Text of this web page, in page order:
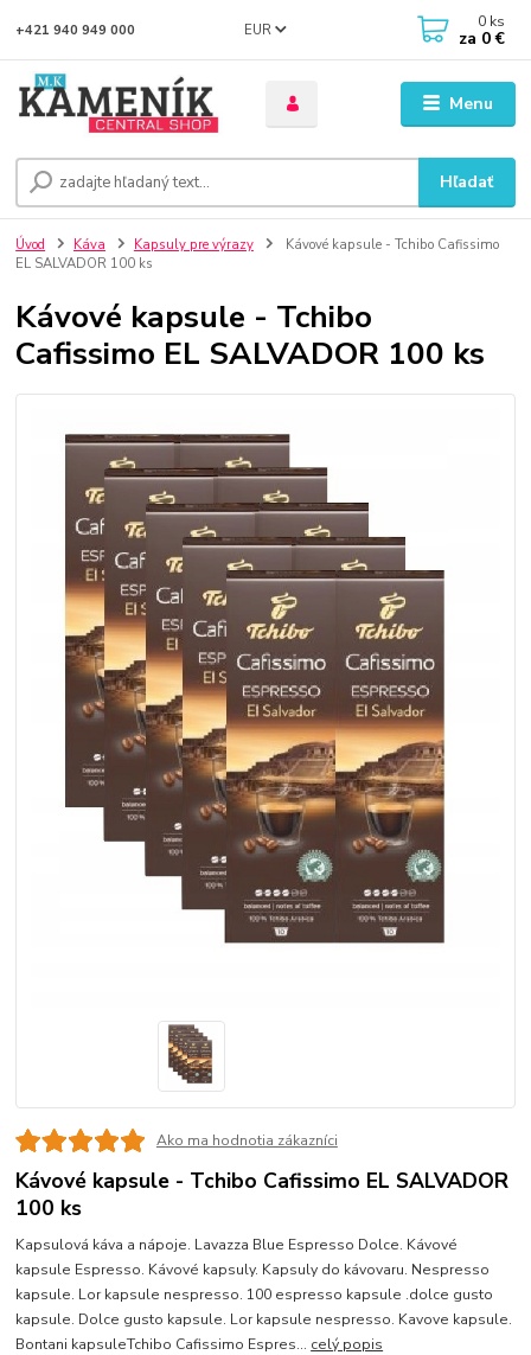
Menu
EUR
Hľadať
+421 940 949 000 0 ks
za 0 €
Úvod Káva Kapsuly pre výrazy
Kávové kapsule - Tchibo Cafissimo
EL SALVADOR 100 ks
Kávové kapsule - Tchibo
Cafissimo EL SALVADOR 100 ks
Ako ma hodnotia zákazníci
Kávové kapsule - Tchibo Cafissimo EL SALVADOR
100 ks
Kapsulová káva a nápoje. Lavazza Blue Espresso Dolce. Kávové
kapsule Espresso. Kávové kapsuly. Kapsuly do kávovaru. Nespresso
kapsule. Lor kapsule nespresso. 100 espresso kapsule .dolce gusto
kapsule. Dolce gusto kapsule. Lor kapsule nespresso. Kavove kapsule.
Bontani kapsuleTchibo Cafissimo Espres... celý popis